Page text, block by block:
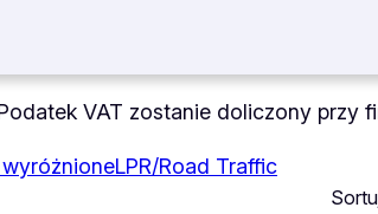
VAT zostanie doliczony przy
LPR/Road Traffic